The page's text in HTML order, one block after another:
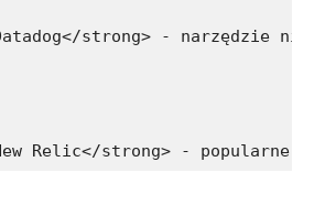
strong> - narzędzie
Relic</strong> -